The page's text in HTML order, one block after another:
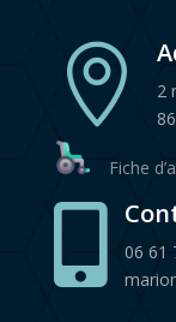

2
Fiche

06 61